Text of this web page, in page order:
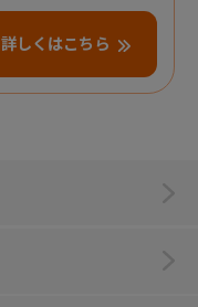
詳しくはこちら